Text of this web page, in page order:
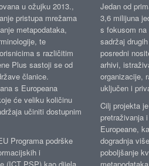
u ožujku 2013.,
pristupa mrežama
metapodataka,
te
s različitim
Plus sastoji se od
članice.
s Europeana
će veliku količinu
učiniti dostupnim
Programa podrške
i
Jedan od
3,6 milijuna
s fokusom
sadržaj
posredni
arhivi,
organizacije,
uključen i
Cilj projekta
pretraživanja
Europeane,
dogradnja
poboljšanje